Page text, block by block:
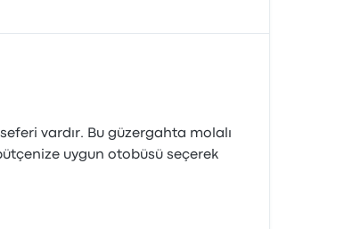
vardır. Bu güzergahta molalı
uygun otobüsü seçerek